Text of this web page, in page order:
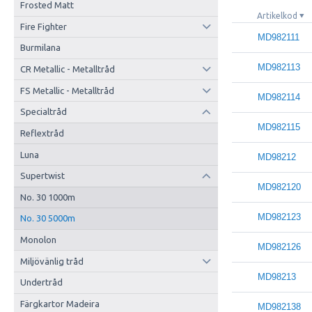
Frosted Matt
Fire Fighter
Burmilana
CR Metallic - Metalltråd
FS Metallic - Metalltråd
Specialtråd
Reflextråd
Luna
Supertwist
No. 30 1000m
No. 30 5000m
Monolon
Miljövänlig tråd
Undertråd
Färgkartor Madeira
Artikelkod
MD982111
MD982113
MD982114
MD982115
MD98212
MD982120
MD982123
MD982126
MD98213
MD982138